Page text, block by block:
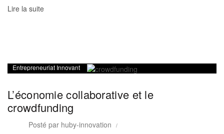
Lire la suite
Entrepreneuriat Innovant
L’économie collaborative et le
crowdfunding
Posté par huby-innovation